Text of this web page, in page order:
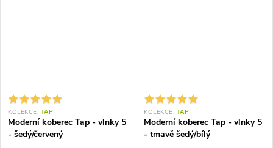
KOLEKCE: TAP
Moderní koberec Tap - vlnky 5
- šedý/červený
KOLEKCE: TAP
Moderní koberec Tap - vlnky 5
- tmavě šedý/bílý